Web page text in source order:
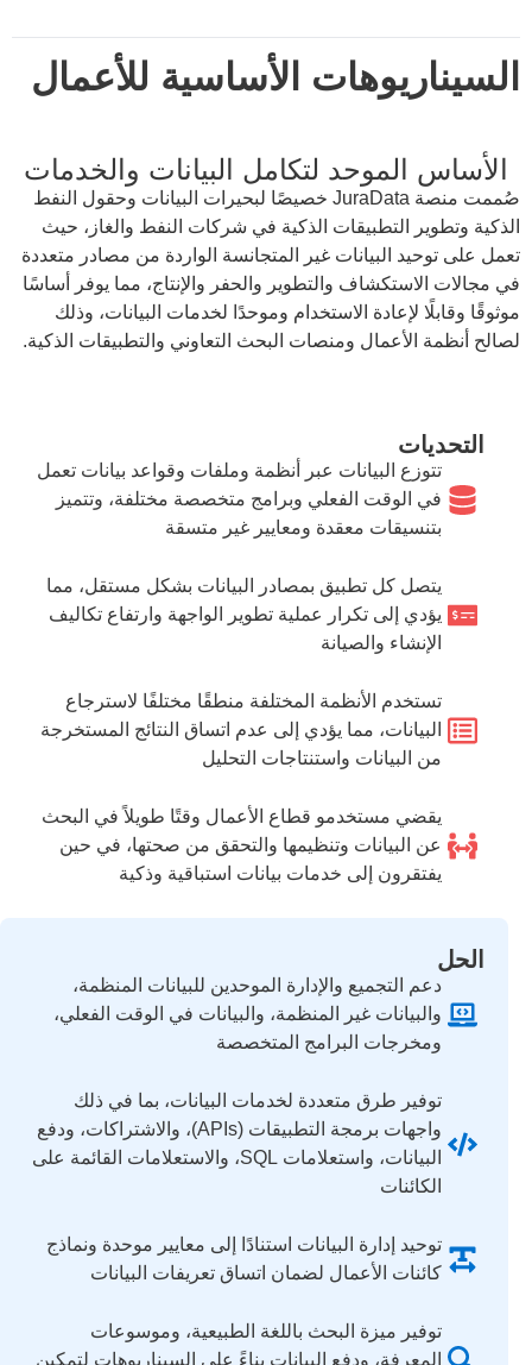
السيناريوهات الأساسية للأعمال
الأساس الموحد لتكامل البيانات والخدمات
صُممت منصة JuraData خصيصًا لبحيرات البيانات وحقول النفط
الذكية وتطوير التطبيقات الذكية في شركات النفط والغاز، حيث
تعمل على توحيد البيانات غير المتجانسة الواردة من مصادر متعددة
في مجالات الاستكشاف والتطوير والحفر والإنتاج، مما يوفر أساسًا
موثوقًا وقابلًا لإعادة الاستخدام وموحدًا لخدمات البيانات، وذلك
لصالح أنظمة الأعمال ومنصات البحث التعاوني والتطبيقات الذكية.
التحديات
تتوزع البيانات عبر أنظمة وملفات وقواعد بيانات تعمل
في الوقت الفعلي وبرامج متخصصة مختلفة، وتتميز
بتنسيقات معقدة ومعايير غير متسقة
يتصل كل تطبيق بمصادر البيانات بشكل مستقل، مما
يؤدي إلى تكرار عملية تطوير الواجهة وارتفاع تكاليف
الإنشاء والصيانة
تستخدم الأنظمة المختلفة منطقًا مختلفًا لاسترجاع
البيانات، مما يؤدي إلى عدم اتساق النتائج المستخرجة
من البيانات واستنتاجات التحليل
يقضي مستخدمو قطاع الأعمال وقتًا طويلاً في البحث
عن البيانات وتنظيمها والتحقق من صحتها، في حين
يفتقرون إلى خدمات بيانات استباقية وذكية
الحل
دعم التجميع والإدارة الموحدين للبيانات المنظمة،
والبيانات غير المنظمة، والبيانات في الوقت الفعلي،
ومخرجات البرامج المتخصصة
توفير طرق متعددة لخدمات البيانات، بما في ذلك
واجهات برمجة التطبيقات (APIs)، والاشتراكات، ودفع
البيانات، واستعلامات SQL، والاستعلامات القائمة على
الكائنات
توحيد إدارة البيانات استنادًا إلى معايير موحدة ونماذج
كائنات الأعمال لضمان اتساق تعريفات البيانات
توفير ميزة البحث باللغة الطبيعية، وموسوعات
المعرفة، ودفع البيانات بناءً على السيناريوهات لتمكين